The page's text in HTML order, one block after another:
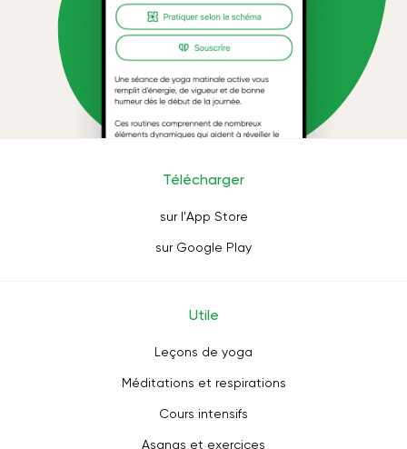
Télécharger
sur l'App Store
sur Google Play
Utile
Leçons de yoga
Méditations et respirations
Cours intensifs
Asanas et exercices